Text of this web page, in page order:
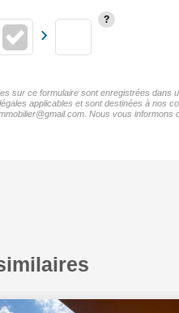
sur ce formulaire sont enregistrées dans
applicables et sont destinées à nos
Nous vous